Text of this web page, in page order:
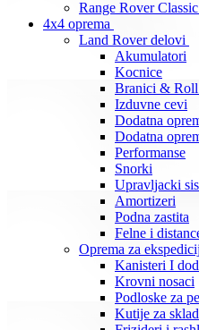
Range Rover
4x4 oprema
Land Rover delovi
Akumulatori
Kocnice
Branici &
Izduvne cevi
Dodatna
Dodatna
Performanse
Snorki
Upravljacki
Amortizeri
Podna zastita
Felne i
Oprema za
Kanisteri I
Krovni nosaci
Podloske za
Kutije za